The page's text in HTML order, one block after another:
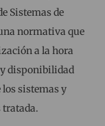
Sistemas de
normativa que
a la hora
disponibilidad
sistemas y
tratada.